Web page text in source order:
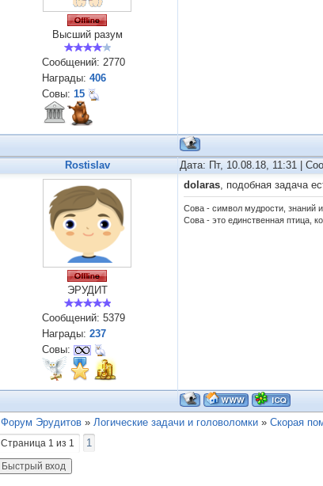
Высший разум
Сообщений: 2770
Награды: 406
Совы: 15
Rostislav Дата: Пт, 10.08.18, 11:31 |
ЭРУДИТ
Сообщений: 5379
Награды: 237
Совы:
dolaras, подобная задача
Сова - символ мудрости, знаний и
Сова - это единственная птица,
Форум Эрудитов » Логические задачи и головоломки » Скорая
Страница 1 из 1
1